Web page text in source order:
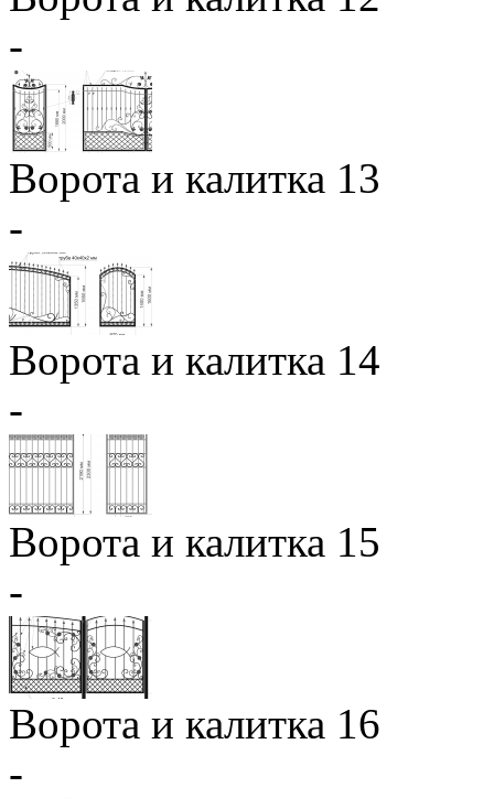
-
Ворота и калитка 13
-
Ворота и калитка 14
-
Ворота и калитка 15
-
Ворота и калитка 16
-